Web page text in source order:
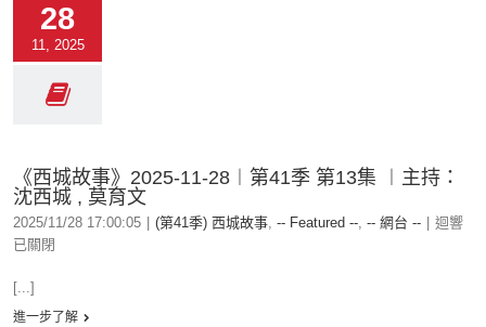
28
11, 2025
《西城故事》2025-11-28︱第41季 第13集 ︱主持：
沈西城 , 莫育文
2025/11/28 17:00:05 (第41季) 西城故事, -- Featured --, -- 網台 --
迴響
已關閉
[...]
進一步了解